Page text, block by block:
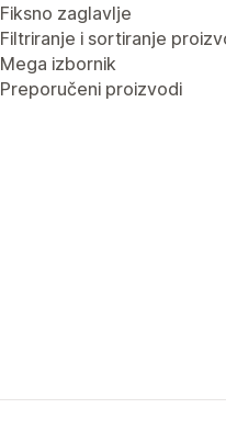
Fiksno zaglavlje
Filtriranje i sortiranje
Mega izbornik
Preporučeni proizvodi